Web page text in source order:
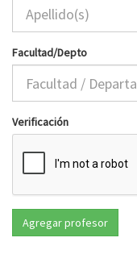
Facultad/Depto
Verificación